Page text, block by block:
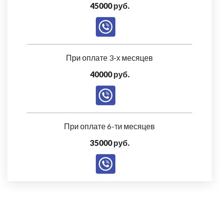
45000 руб.
При оплате 3-х месяцев
40000 руб.
При оплате 6-ти месяцев
35000 руб.